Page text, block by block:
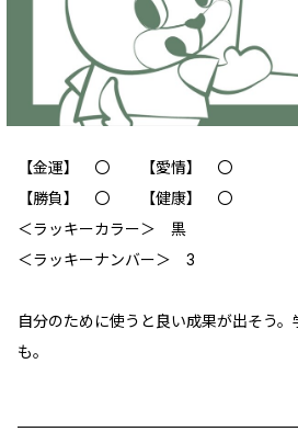
【金運】 〇 【愛情】 〇
【勝負】 〇 【健康】 〇
＜ラッキーカラー＞ 黒
＜ラッキーナンバー＞ 3
自分のために使うと良い成果が出そう
も。